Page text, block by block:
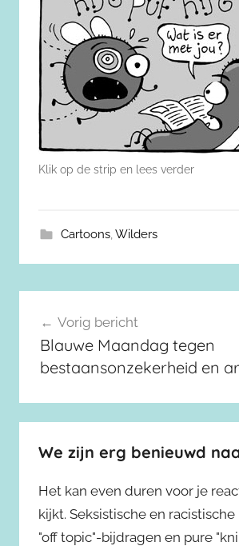
Klik op de strip en lees verder
Cartoons,Wilders
Berichtnavigatie
Vorig bericht
Blauwe Maandag tegen
bestaansonzekerheid en
We zijn erg benieuwd
Het kan even duren voor je
kijkt. Seksistische en
"off topic"-bijdragen en pure